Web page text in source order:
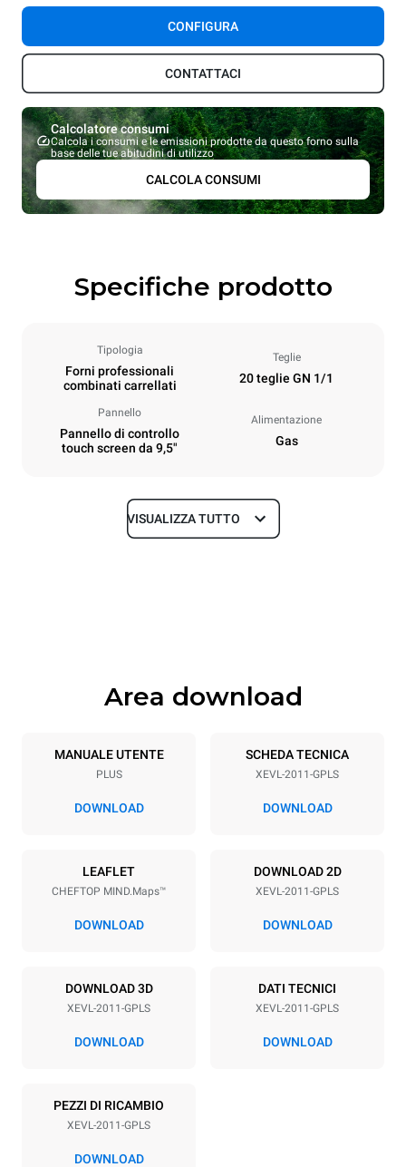
CONFIGURA
CONTATTACI
Calcolatore consumi
Calcola i consumi e le emissioni prodotte da questo forno sulla
base delle tue abitudini di utilizzo
CALCOLA CONSUMI
Specifiche prodotto
Tipologia
Forni professionali
combinati carrellati
Teglie
20 teglie GN 1/1
Pannello
Pannello di controllo
touch screen da 9,5"
Alimentazione
Gas
Dimensioni
Specifiche teglia
20 GN 1/1
Passo teglie
220-240V 1N~ 2,5 kW
Tipo di spina
Schuko | ✓
Consumo in kWh
VISUALIZZA TUTTO
Area download
MANUALE UTENTE
PLUS
DOWNLOAD
SCHEDA TECNICA
XEVL-2011-GPLS
DOWNLOAD
LEAFLET
CHEFTOP MIND.Maps™
DOWNLOAD
DOWNLOAD 2D
XEVL-2011-GPLS
DOWNLOAD
DOWNLOAD 3D
XEVL-2011-GPLS
DOWNLOAD
DATI TECNICI
XEVL-2011-GPLS
DOWNLOAD
PEZZI DI RICAMBIO
XEVL-2011-GPLS
DOWNLOAD